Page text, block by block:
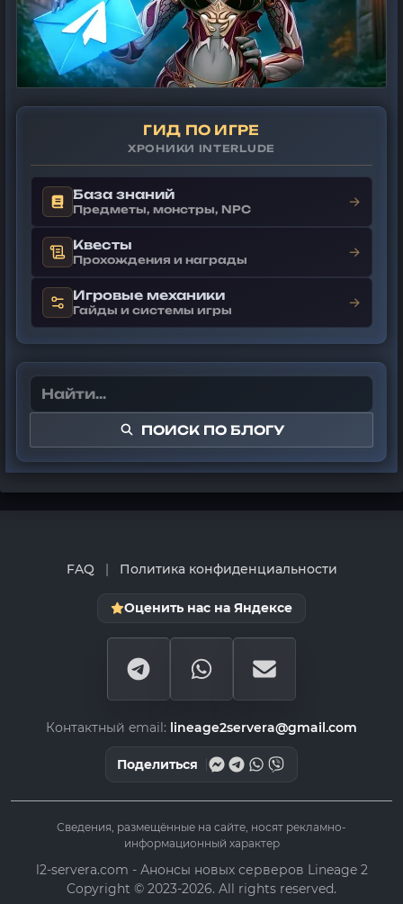
ГИД ПО ИГРЕ
ХРОНИКИ INTERLUDE
База знаний
Предметы, монстры, NPC →
Квесты
Прохождения и награды →
Игровые механики
Гайды и системы игры →
ПОИСК ПО БЛОГУ
FAQ | Политика конфиденциальности
Оценить нас на Яндексе
Контактный email: lineage2servera@gmail.com
Поделиться
Сведения, размещённые на сайте, носят рекламно-
информационный характер
l2-servera.com - Анонсы новых серверов Lineage 2
Copyright © 2023-2026. All rights reserved.